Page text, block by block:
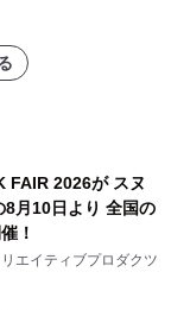
FAIR 2026が スヌ
8月10日より 全国の
！
エイティブプロダクツ